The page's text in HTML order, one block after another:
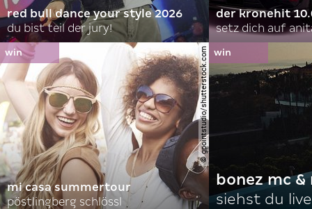
red bull dance your style 2026
du bist teil der jury!
der kronehit
setz dich auf
© gpointstudio/shutterstock.com
mi casa summertour
pöstlingberg schlössl
bonez mc
siehst du